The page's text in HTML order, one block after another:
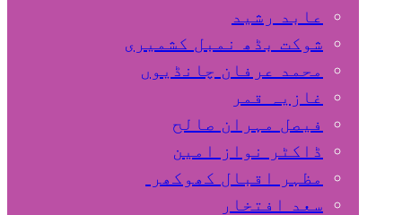
عابد رشید
شوکت بڈھ نمبل کشمیری
محمد عرفان چانڈیوں
غازیہ قمر
فیصل مہران صالح
ڈاکٹر نواز امین
مظہر اقبال کھوکھر
سعد افتخار